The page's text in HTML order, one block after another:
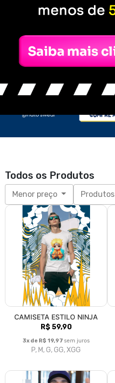
Todos os Produtos
Menor preço Produtos
CAMISETA ESTILO NINJA
R$ 59,90
3x de R$ 19,97 sem juros
P, M, G, GG, XGG